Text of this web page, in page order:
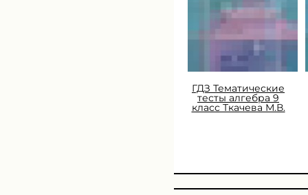
ГДЗ Тематические
тесты алгебра 9
класс Ткачева М.В.